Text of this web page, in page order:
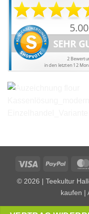
Visa PayPal
© 2026 | Teekultur
kaufen |